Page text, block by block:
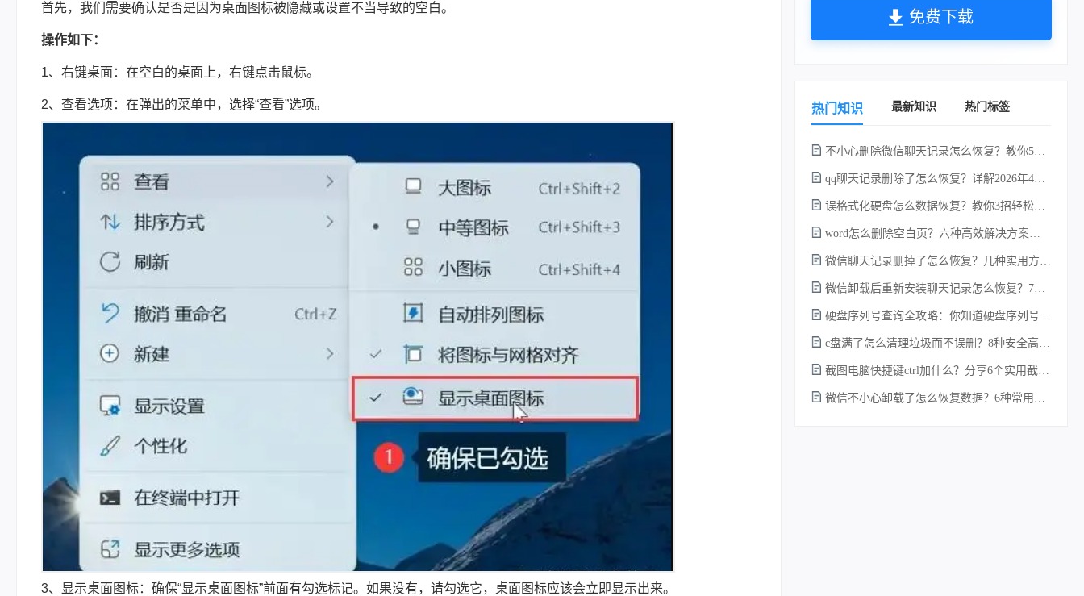
首先，我们需要确认是否是因为桌面图标被隐藏或设置不当导致的空白。
操作如下：
1、右键桌面：在空白的桌面上，右键点击鼠标。
2、查看选项：在弹出的菜单中，选择“查看”选项。
3、显示桌面图标：确保“显示桌面图标”前面有勾选标记。如果没有，请勾选它，桌面图标应该会立即显示出来。
免费下载
热门知识 最新知识 热门标签
不小心删除微信聊天记录怎么恢复？教你5种简单找回的方法！
qq聊天记录删除了怎么恢复？详解2026年4种常用有效的方法（支持.db数据库提取）
误格式化硬盘怎么数据恢复？教你3招轻松恢复！
word怎么删除空白页？六种高效解决方案（2026年最新实操指南）！
微信聊天记录删掉了怎么恢复？几种实用方法详解！
微信卸载后重新安装聊天记录怎么恢复？7种实测有效的恢复方案详解！
硬盘序列号查询全攻略：你知道硬盘序列号怎么查吗？
c盘满了怎么清理垃圾而不误删？8种安全高效的方法详解+误删恢复指南！
截图电脑快捷键ctrl加什么？分享6个实用截图方法！
微信不小心卸载了怎么恢复数据？6种常用方法详解！